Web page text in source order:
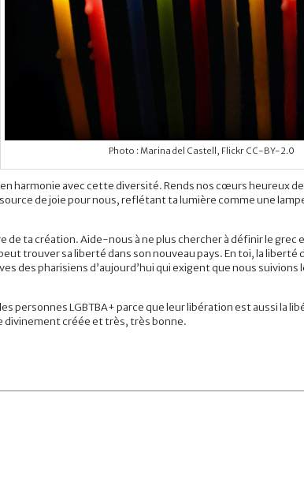
Photo : Marina del Castell, Flickr CC-BY-2.0
harmonie avec cette diversité. Rends nos cœurs heureux
de joie pour nous, reflétant ta lumière comme une
ta création. Aide-nous à ne plus chercher à définir le grec
trouver sa liberté dans son nouveau pays. En toi, la liberté
des pharisiens d’aujourd’hui qui exigent que nous suivions
personnes LGBTBA+ parce que leur libération est aussi la
divinement créée et très, très bonne.